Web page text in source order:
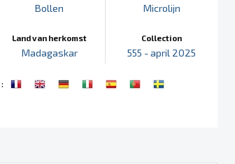
Bollen
Land van herkomst
Madagaskar
Microlijn
Collection
555 - april 2025
: